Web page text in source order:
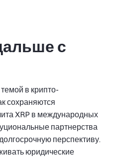
с
в крипто-
сохраняются
XRP в международных
партнерства
перспективу.
юридические